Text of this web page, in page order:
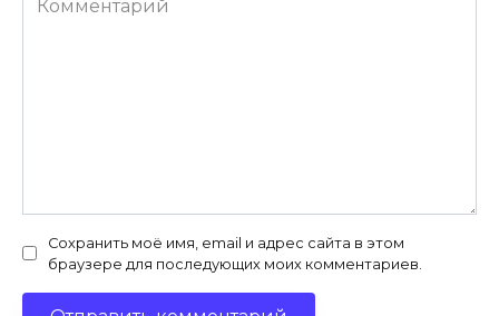
Сохранить моё имя, email и адрес сайта в этом
браузере для последующих моих комментариев.